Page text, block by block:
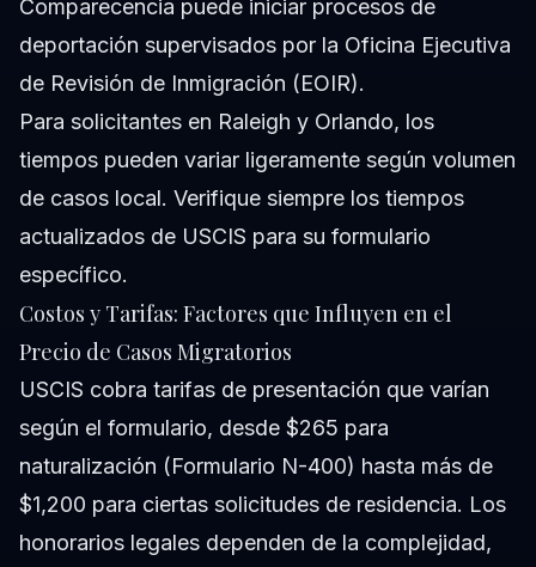
Comparecencia puede iniciar procesos de
deportación supervisados por la Oficina Ejecutiva
de Revisión de Inmigración (EOIR).
Para solicitantes en Raleigh y Orlando, los
tiempos pueden variar ligeramente según volumen
de casos local. Verifique siempre los tiempos
actualizados de USCIS para su formulario
específico.
Costos y Tarifas: Factores que Influyen en el
Precio de Casos Migratorios
USCIS cobra tarifas de presentación que varían
según el formulario, desde $265 para
naturalización (Formulario N-400) hasta más de
$1,200 para ciertas solicitudes de residencia. Los
honorarios legales dependen de la complejidad,